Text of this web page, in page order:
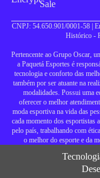
CNPJ: 54.650.901/0001-58 |
Histórico -
Pertencente ao Grupo Oscar,
a Paquetá Esportes é
tecnologia e conforto das
também por ser atuante na
modalidades. Possui uma
oferecer o melhor
moda esportiva na vida das
cada momento dos esportistas
pelo país, trabalhando com
o melhor do esporte e da